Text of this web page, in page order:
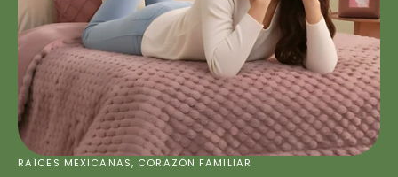
RAÍCES MEXICANAS, CORAZÓN FAMILIAR